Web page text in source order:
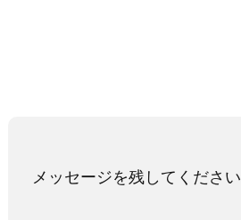
メッセージを残してください